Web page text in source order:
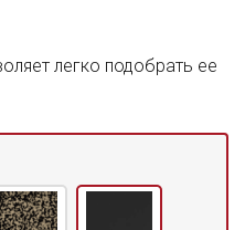
легко подобрать ее